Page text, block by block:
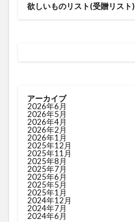
欲しいものリスト(受贈リスト)
アーカイブ
2026年6月
2026年5月
2026年4月
2026年2月
2026年1月
2025年12月
2025年11月
2025年8月
2025年7月
2025年6月
2025年5月
2025年1月
2024年12月
2024年7月
2024年6月